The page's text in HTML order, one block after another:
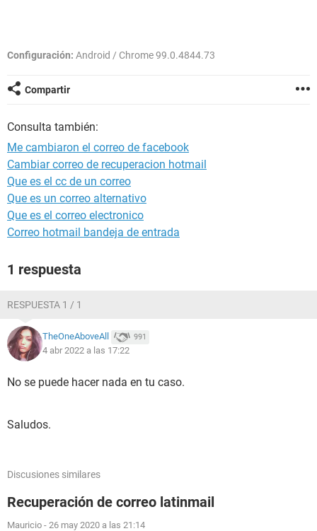
Configuración: Android / Chrome 99.0.4844.73
Compartir
Consulta también:
Me cambiaron el correo de facebook
Cambiar correo de recuperacion hotmail
Que es el cc de un correo
Que es un correo alternativo
Que es el correo electronico
Correo hotmail bandeja de entrada
1 respuesta
RESPUESTA 1 / 1
TheOneAboveAll 991
4 abr 2022 a las 17:22
No se puede hacer nada en tu caso.
Saludos.
Discusiones similares
Recuperación de correo latinmail
Mauricio - 26 may 2020 a las 21:14